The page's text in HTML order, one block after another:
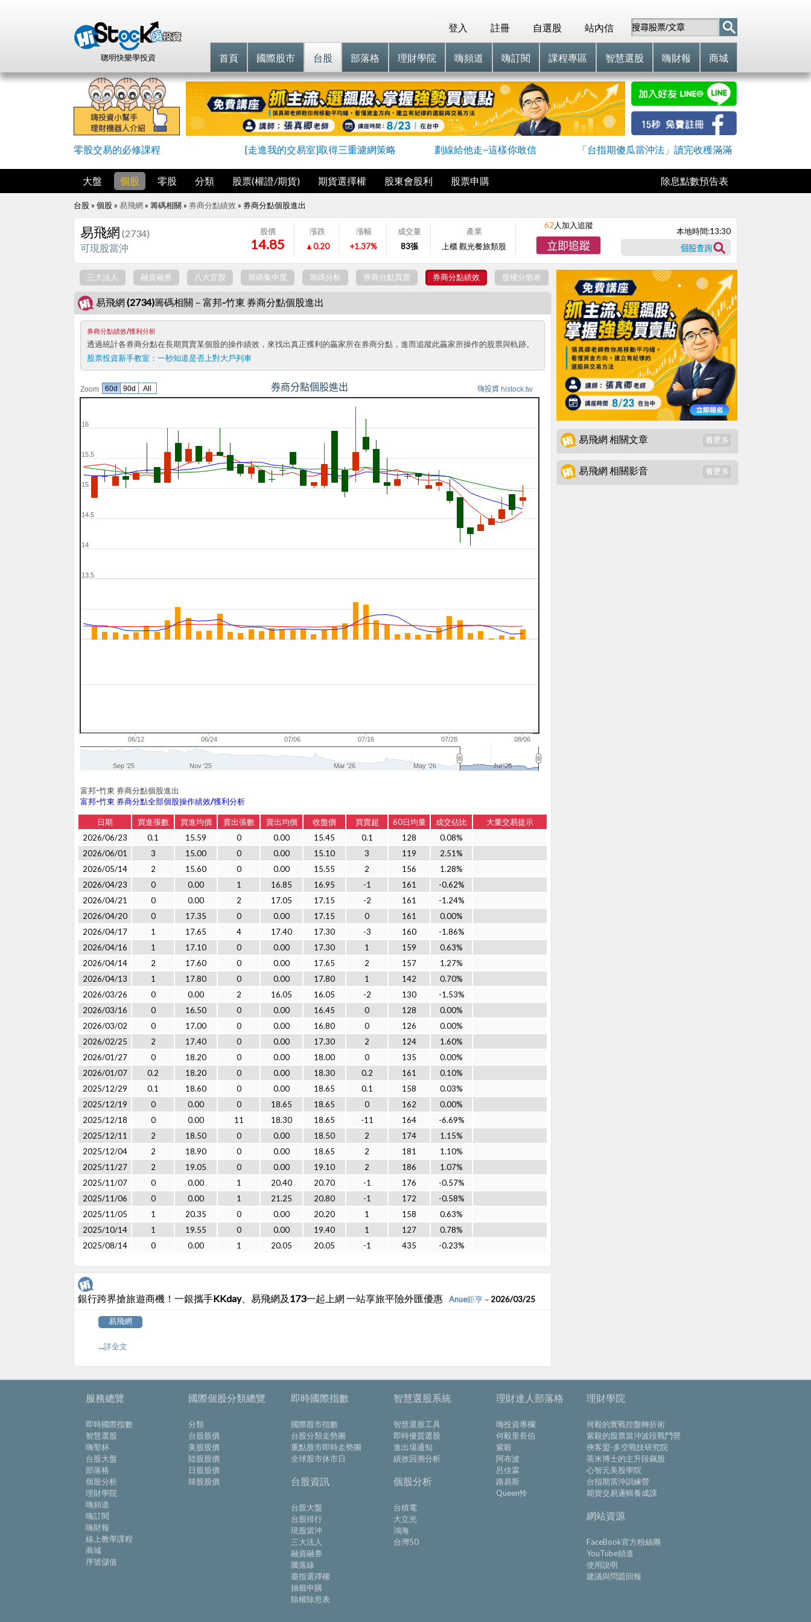
聰明快樂學投資
站內信
自選股
註冊
登入
首頁 國際股市 台股 部落格 理財學院 嗨頻道 嗨訂閱 課程專區 智慧選股 嗨財報 商城
零股交易的必修課程 [走進我的交易室]取得三重濾網策略 劃線給他走~這樣你敢信 「台指期傻瓜當沖法」讀完收穫滿滿
大盤 個股 零股 分類 股票(權證/期貨) 期貨選擇權 股東會股利 股票申購 除息點數預告表
台股 » 個股 » 易飛網 » 籌碼相關 » 券商分點績效 » 券商分點個股進出
易飛網 (2734)
可現股當沖
股價
14.85
漲跌
▲0.20
漲幅
+1.37%
成交量
83張
產業
上櫃 觀光餐旅類股
62 人加入追蹤
立即追蹤
本地時間:13:30
三大法人 融資融券 八大官股 籌碼集中度 籌碼分析 券商分點買賣 券商分點績效 股權分散表
易飛網 (2734)籌碼相關－富邦-竹東 券商分點個股進出
券商分點績效/獲利分析
透過統計各券商分點在長期買賣某個股的操作績效，來找出真正獲利的贏家所在券商分點，進而追蹤此贏家所操作的股票與軌跡。
股票投資新手教室： 一秒知道是否上對大戶列車
Zoom 券商分點個股進出 嗨投資 histock.tw
06/12 06/24 07/06 07/16 07/28 08/06
13.5
14
14.5
15
15.5
16
Sep '25 Nov '25 Mar '26 May '26 Jul '26
60d 90d All
富邦-竹東 券商分點個股進出
富邦-竹東 券商分點全部個股操作績效/獲利分析
日期 買進張數 買進均價 賣出張數 賣出均價 收盤價 買賣超 60日均量 成交佔比
大量交易提示
2026/06/23
0.1 15.59 0 0.00 15.45 0.1 128
0.08%
2026/06/01
3 15.00 0 0.00 15.10 3 119
2.51%
2026/05/14
2 15.60 0 0.00 15.55 2 156
1.28%
2026/04/23
0 0.00 1 16.85 16.95 -1 161
-0.62%
2026/04/21
0 0.00 2 17.05 17.15 -2 161
-1.24%
2026/04/20
0 17.35 0 0.00 17.15 0 161
0.00%
2026/04/17
1 17.65 4 17.40 17.30 -3 160
-1.86%
2026/04/16
1 17.10 0 0.00 17.30 1 159
0.63%
2026/04/14
2 17.60 0 0.00 17.65 2 157
1.27%
2026/04/13
1 17.80 0 0.00 17.80 1 142
0.70%
2026/03/26
0 0.00 2 16.05 16.05 -2 130
-1.53%
2026/03/16
0 16.50 0 0.00 16.45 0 128
0.00%
2026/03/02
0 17.00 0 0.00 16.80 0 126
0.00%
2026/02/25
2 17.40 0 0.00 17.30 2 124
1.60%
2026/01/27
0 18.20 0 0.00 18.00 0 135
0.00%
2026/01/07
0.2 18.20 0 0.00 18.30 0.2 161
0.10%
2025/12/29
0.1 18.60 0 0.00 18.65 0.1 158
0.03%
2025/12/19
0 0.00 0 18.65 18.65 0 162
0.00%
2025/12/18
0 0.00 11 18.30 18.65 -11 164
-6.69%
2025/12/11
2 18.50 0 0.00 18.50 2 174
1.15%
2025/12/04
2 18.90 0 0.00 18.65 2 181
1.10%
2025/11/27
2 19.05 0 0.00 19.10 2 186
1.07%
2025/11/07
0 0.00 1 20.40 20.70 -1 176
-0.57%
2025/11/06
0 0.00 1 21.25 20.80 -1 172
-0.58%
2025/11/05
1 20.35 0 0.00 20.20 1 158
0.63%
2025/10/14
1 19.55 0 0.00 19.40 1 127
0.78%
2025/08/14
0 0.00 1 20.05 20.05 -1 435 -0.23%
銀行跨界搶旅遊商機！一銀攜手KKday、易飛網及173一起上網 一站享旅平險外匯優惠 Anue鉅亨－2026/03/25
易飛網
...詳全文
易飛網 相關文章
易飛網 相關影音
服務總覽
即時國際指數
智慧選股
嗨聖杯
台股大盤
部落格
個股分析
理財學院
嗨頻道
嗨訂閱
嗨財報
線上教學課程
商城
序號儲值
國際個股分類總覽
分類
台股股價
美股股價
陸股股價
日股股價
韓股股價
即時國際指數
國際股市指數
台股分類走勢圖
重點股市即時走勢圖
全球股市休市日
台股資訊
台股大盤
台股排行
現股當沖
三大法人
融資融券
騰落線
臺指選擇權
抽籤申購
除權除息表
智慧選股系統
智慧選股工具
即時優質選股
進出場通知
績效回溯分析
個股分析
台積電
大立光
鴻海
台灣50
理財達人部落格
嗨投資專欄
何毅里長伯
紫殺
阿布波
呂佳霖
路易斯
Queen怜
理財學院
何毅的實戰控盤轉折術
紫殺的股票當沖波段戰鬥營
俠客盟-多空戰技研究院
茶米博士的主升段飆股
心智元美股學院
台指期當沖訓練營
期貨交易邏輯養成課
網站資源
FaceBook官方粉絲團
YouTube頻道
使用說明
建議與問題回報